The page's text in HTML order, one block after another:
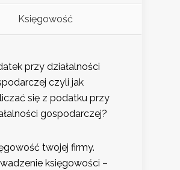
Księgowość
przy działalności
czyli jak
się z podatku przy
gospodarczej?
twojej firmy.
księgowości –